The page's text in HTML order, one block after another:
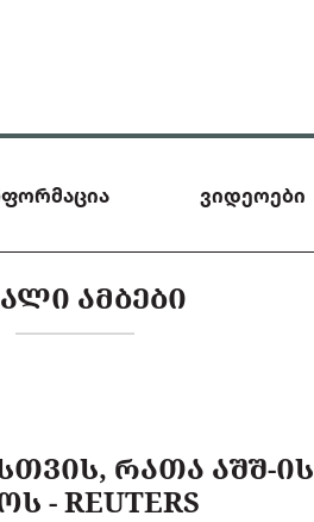
ვიდეოები
ᲐᲛᲑᲔᲑᲘ
ᲠᲐᲗᲐ ᲐᲨᲨ-ᲘᲡ
REUTERS